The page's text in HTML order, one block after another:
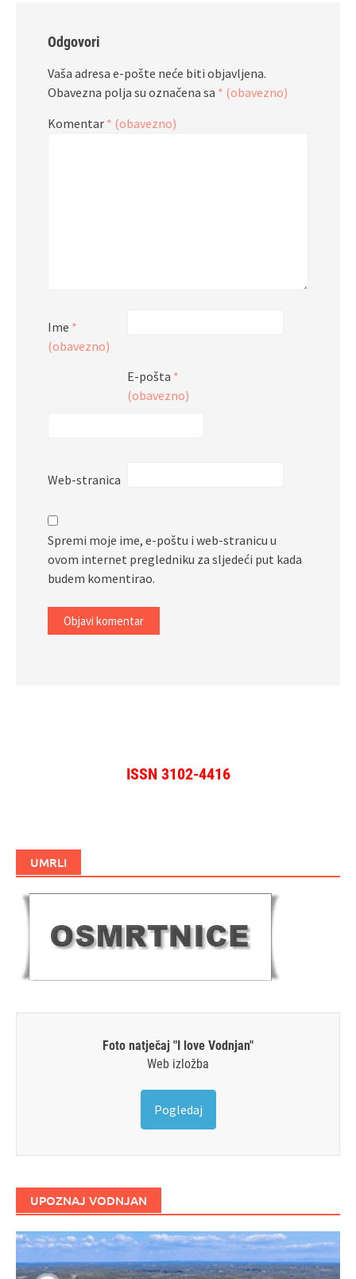
Odgovori
Vaša adresa e-pošte neće biti objavljena.
Obavezna polja su označena sa * (obavezno)
Komentar * (obavezno)
Ime *
(obavezno)
E-pošta *
(obavezno)
Web-stranica
Spremi moje ime, e-poštu i web-stranicu u
ovom internet pregledniku za sljedeći put kada
budem komentirao.
ISSN 3102-4416
UMRLI
Foto natječaj "I love Vodnjan"
Web izložba
Pogledaj
UPOZNAJ VODNJAN